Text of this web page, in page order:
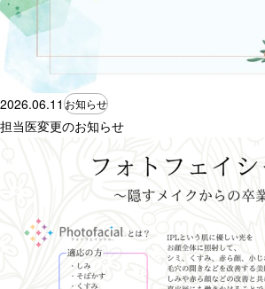
2026.06.11 お知らせ
担当医変更のお知らせ